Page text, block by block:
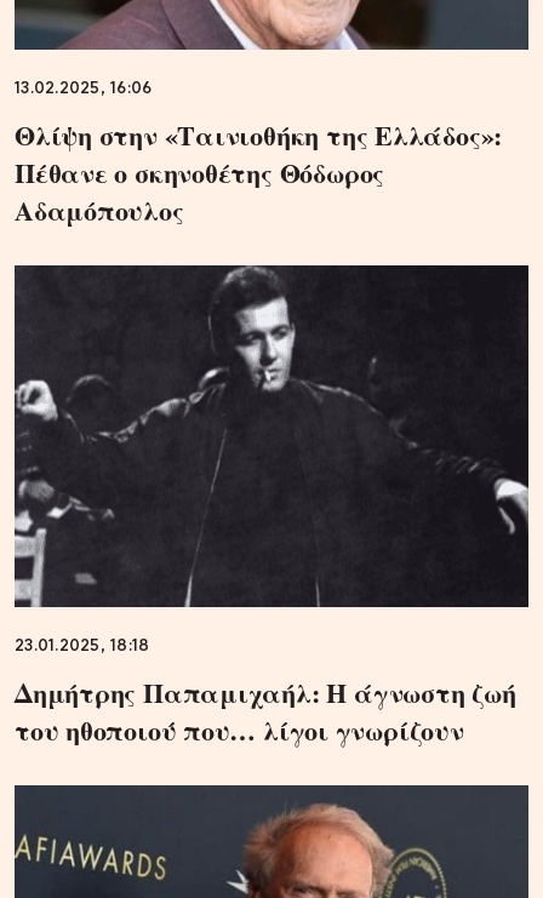
13.02.2025, 16:06
Θλίψη στην «Ταινιοθήκη της Ελλάδος»:
Πέθανε ο σκηνοθέτης Θόδωρος
Αδαμόπουλος
23.01.2025, 18:18
Δημήτρης Παπαμιχαήλ: Η άγνωστη ζωή
του ηθοποιού που… λίγοι γνωρίζουν